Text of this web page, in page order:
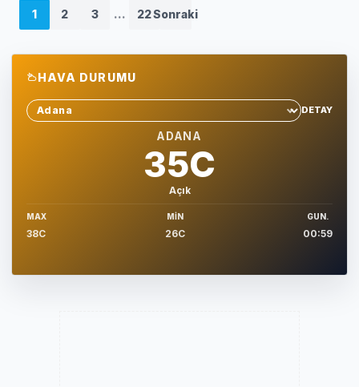
WhatsApp&#039;ta erişim sorunu!
1 2 3 ... 22Sonraki
HAVA DURUMU
Sehir sec
DETAY
ADANA
35C
Açık
MAX
38C
MIN
26C
GUN.
00:59